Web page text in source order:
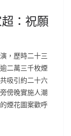
：祝願
，歷時二十三
二萬三千枚煙
吸引約二十六
傍晚實施人潮
煙花圖案歡呼